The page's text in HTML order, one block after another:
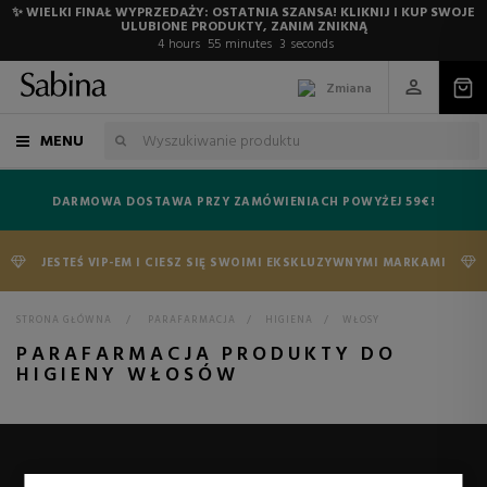
✨ WIELKI FINAŁ WYPRZEDAŻY: OSTATNIA SZANSA! KLIKNIJ I KUP SWOJE
ULUBIONE PRODUKTY, ZANIM ZNIKNĄ
4 hours 55 minutes 3 seconds
Zmiana
MENU
DARMOWA DOSTAWA PRZY ZAMÓWIENIACH POWYŻEJ 59€!
JESTEŚ VIP-EM I CIESZ SIĘ SWOIMI EKSKLUZYWNYMI MARKAMI
STRONA GŁÓWNA > PARAFARMACJA > HIGIENA > WŁOSY
PARAFARMACJA PRODUKTY DO
HIGIENY WŁOSÓW